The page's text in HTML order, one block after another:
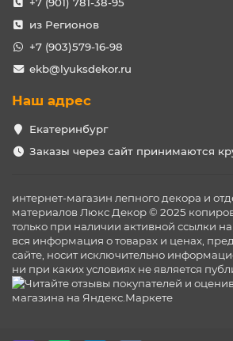
из Регионов
+7 (903)579-16-98
ekb@lyuksdekor.ru
Наш адрес
Екатеринбург
Заказы через сайт принимаются
интернет-магазин лепного декора и
материалов Люкс Декор © 2025
только при наличии активной ссылки на
вся информация о товарах и ценах,
сайте, носит исключительно
ни при каких условиях не является